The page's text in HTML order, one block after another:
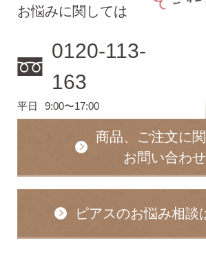
お悩みに関しては
0120-113-
163
平日 9:00〜17:00
商品、ご注文に
お問い合わせ
ピアスのお悩み相談